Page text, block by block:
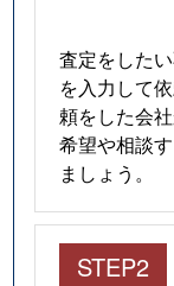
査定をした
を入力して
頼をした会
希望や相談
ましょう。
STEP2